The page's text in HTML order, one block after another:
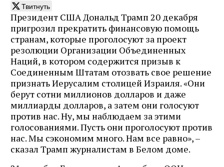
Твитнуть
Президент США Дональд Трамп 20 декабря
пригрозил прекратить финансовую помощь
странам, которые проголосуют за проект
резолюции Организации Объединенных
Наций, в котором содержится призыв к
Соединенным Штатам отозвать свое решение
признать Иерусалим столицей Израиля. «Они
берут сотни миллионов долларов и даже
миллиарды долларов, а затем они голосуют
против нас. Ну, мы наблюдаем за этими
голосованиями. Пусть они проголосуют против
нас. Мы сэкономим много. Нам все равно», –
сказал Трамп журналистам в Белом доме.